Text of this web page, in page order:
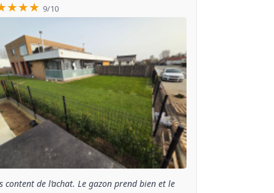
9/10
content de l’achat. Le gazon prend bien et le